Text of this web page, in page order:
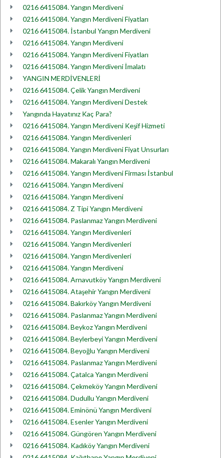
0216 6415084. Yangın Merdiveni
0216 6415084. Yangın Merdiveni Fiyatları
0216 6415084. İstanbul Yangın Merdiveni
0216 6415084. Yangın Merdiveni
0216 6415084. Yangın Merdiveni Fiyatları
0216 6415084. Yangın Merdiveni İmalatı
YANGIN MERDİVENLERİ
0216 6415084. Çelik Yangın Merdiveni
0216 6415084. Yangın Merdiveni Destek
Yangında Hayatınız Kaç Para?
0216 6415084. Yangın Merdiveni Keşif Hizmeti
0216 6415084. Yangın Merdivenleri
0216 6415084. Yangın Merdiveni Fiyat Unsurları
0216 6415084. Makaralı Yangın Merdiveni
0216 6415084. Yangın Merdiveni Firması İstanbul
0216 6415084. Yangın Merdiveni
0216 6415084. Yangın Merdiveni
0216 6415084. Z Tipi Yangın Merdiveni
0216 6415084. Paslanmaz Yangın Merdiveni
0216 6415084. Yangın Merdivenleri
0216 6415084. Yangın Merdivenleri
0216 6415084. Yangın Merdivenleri
0216 6415084. Yangın Merdiveni
0216 6415084. Arnavutköy Yangın Merdiveni
0216 6415084. Ataşehir Yangın Merdiveni
0216 6415084. Bakırköy Yangın Merdiveni
0216 6415084. Paslanmaz Yangın Merdiveni
0216 6415084. Beykoz Yangın Merdiveni
0216 6415084. Beylerbeyi Yangın Merdiveni
0216 6415084. Beyoğlu Yangın Merdiveni
0216 6415084. Paslanmaz Yangın Merdiveni
0216 6415084. Çatalca Yangın Merdiveni
0216 6415084. Çekmeköy Yangın Merdiveni
0216 6415084. Dudullu Yangın Merdiveni
0216 6415084. Eminönü Yangın Merdiveni
0216 6415084. Esenler Yangın Merdiveni
0216 6415084. Güngören Yangın Merdiveni
0216 6415084. Kadıköy Yangın Merdiveni